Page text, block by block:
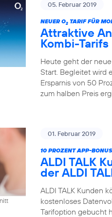
05. Februar 2019
NEUER O2 TARIF FÜR
Attraktive
Kombi-Tarifs
Heute geht der
Start. Begleitet wird
Ersparnis von 50
zum halben Preis
01. Februar 2019
10 PROZENT APP-
ALDI TALK
der ALDI
ALDI TALK Kunden
kostenloses
Tarifoption gebucht